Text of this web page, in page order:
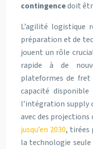
contingencedoit
L’agilité logistique
préparation et de
jouent un rôle
rapide à de
plateformes de
capacité
l’intégration supply
avec des projections
jusqu’en 2030, tirées
la technologie seule